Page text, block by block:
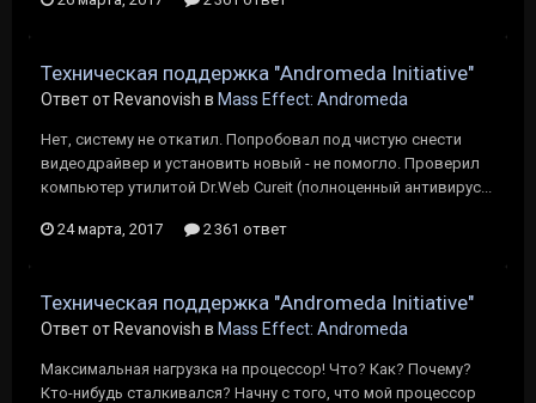
Техническая поддержка "Andromeda Initiative"
Ответ от Revanovish в Mass Effect: Andromeda
Нет, систему не откатил. Попробовал под чистую снести
видеодрайвер и установить новый - не помогло. Проверил
компьютер утилитой Dr.Web Cureit (полноценный антивирус...
24 марта, 2017 2 361 ответ
Техническая поддержка "Andromeda Initiative"
Ответ от Revanovish в Mass Effect: Andromeda
Максимальная нагрузка на процессор! Что? Как? Почему?
Кто-нибудь сталкивался? Начну с того, что мой процессор